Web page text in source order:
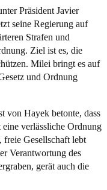
Präsident Javier
seine Regierung auf
Strafen und
Ziel ist es, die
Milei bringt es auf
und Ordnung
von Hayek betonte, dass
verlässliche Ordnung
freie Gesellschaft lebt
Verantwortung des
gerät auch die